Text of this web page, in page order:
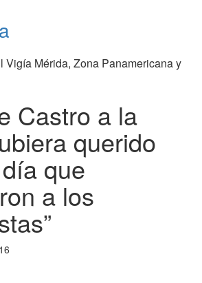
Vigía Mérida, Zona Panamericana y
Castro a la
querido
que
a los